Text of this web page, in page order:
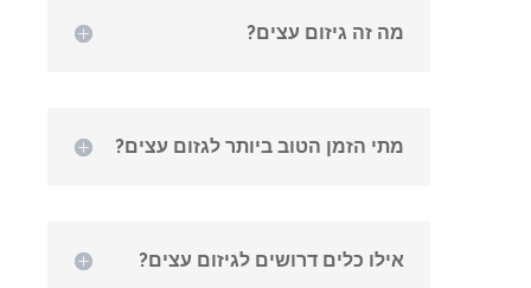
מה זה גיזום עצים?
מתי הזמן הטוב ביותר לגזום עצים?
אילו כלים דרושים לגיזום עצים?